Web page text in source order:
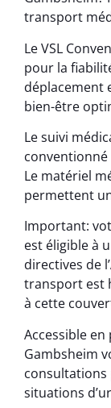
transport
Le VSL
pour la
déplacement
bien-être
Le suivi
Le matériel
permettent
Important:
est éligible à
directives de
transport est
à cette
Accessible en
Gambsheim
consultations
situations